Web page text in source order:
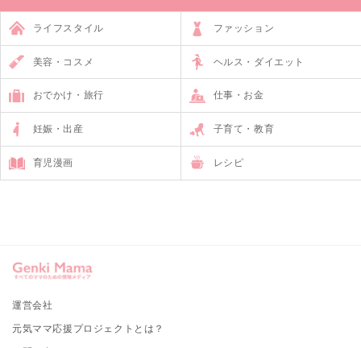
ライフスタイル ファッション
美容・コスメ ヘルス・ダイエット
おでかけ・旅行 仕事・お金
妊娠・出産 子育て・教育
育児漫画 レシピ
運営会社
元気ママ応援プロジェクトとは？